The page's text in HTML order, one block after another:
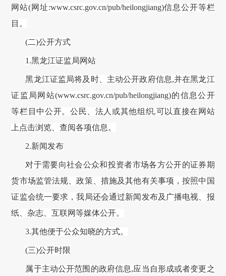
网站(网址:www.csrc.gov.cn/pub/heilongjiang)信息公开等栏
目 。
(二)公开方式
1.黑龙江证监局网站
黑龙江证监局将及时、主动公开政府信息,并在黑龙江
证监局 网站(www.csrc.gov.cn/pub/heilongjiang)的信息公开
等栏目 中公开。公民、法人或其他组织,可以直接在网站
上点击浏览、查阅各项信息。
2.新闻发布
对于需要向社会公众和投资者市场各方公开的证券期
货市场监管法规、政策、措施及其他有关事项 ，按照中国
证监会统一要求，我局还会通过新闻发布及广播电视、报
纸、杂志、互联网等媒体公开。
3.其他便于公众知晓的方式。
(三)公开时限
属于主动公开范围的政府信息,应当自形成或者变更之